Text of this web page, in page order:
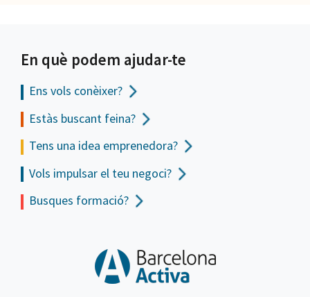
En què podem ajudar-te
Ens vols conèixer?
Estàs buscant feina?
Tens una idea emprenedora?
Vols impulsar el teu negoci?
Busques formació?